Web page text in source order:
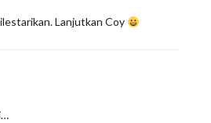
Lanjutkan Coy